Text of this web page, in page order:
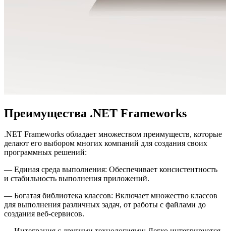
Преимущества .NET Frameworks
.NET Frameworks обладает множеством преимуществ, которые
делают его выбором многих компаний для создания своих
программных решений:
— Единая среда выполнения: Обеспечивает консистентность
и стабильность выполнения приложений.
— Богатая библиотека классов: Включает множество классов
для выполнения различных задач, от работы с файлами до
создания веб-сервисов.